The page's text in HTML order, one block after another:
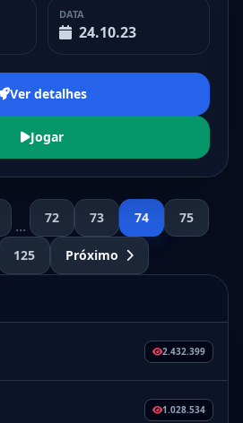
DATA
24.10.23
Ver detalhes
Jogar
... 72 73 74 75
125 Próximo
2.432.399
1.028.534